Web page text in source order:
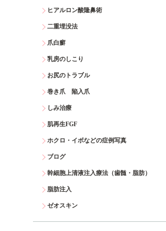
ヒアルロン酸隆鼻術
二重埋没法
爪白癬
乳房のしこり
お尻のトラブル
巻き爪 陥入爪
しみ治療
肌再生FGF
ホクロ・イボなどの症例写真
ブログ
幹細胞上清液注入療法（歯髄・脂肪）
脂肪注入
ゼオスキン